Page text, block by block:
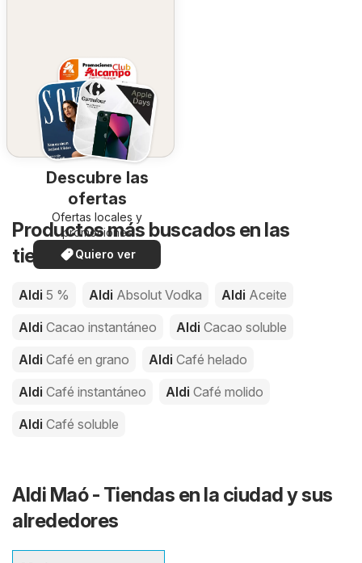
Descubre las
ofertas
Ofertas locales y
promociones
especiales.
Quiero ver
Productos más buscados en las
tiendas de Aldi
Aldi 5 % Aldi Absolut Vodka Aldi Aceite
Aldi Cacao instantáneo Aldi Cacao soluble
Aldi Café en grano Aldi Café helado
Aldi Café instantáneo Aldi Café molido
Aldi Café soluble
Aldi Maó - Tiendas en la ciudad y sus
alrededores